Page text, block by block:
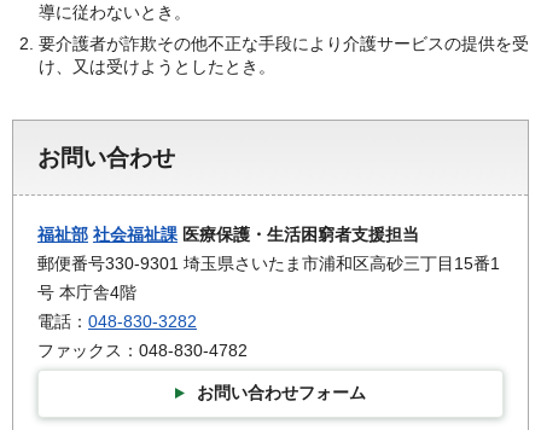
導に従わないとき。
要介護者が詐欺その他不正な手段により介護サービスの提供を受
け、又は受けようとしたとき。
お問い合わせ
福祉部 社会福祉課 医療保護・生活困窮者支援担当
郵便番号330-9301 埼玉県さいたま市浦和区高砂三丁目15番1
号 本庁舎4階
電話： 048-830-3282
ファックス：048-830-4782
お問い合わせフォーム